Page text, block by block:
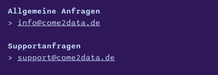
Allgemeine Anfragen
info@come2data.de
Supportanfragen
support@come2data.de